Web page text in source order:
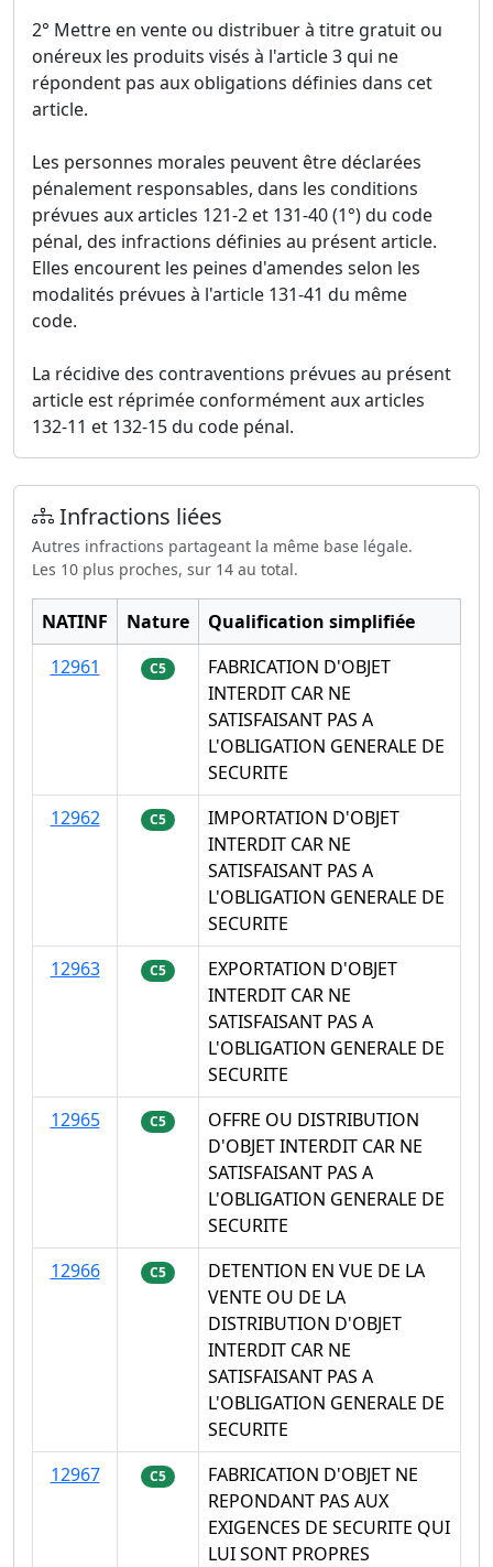
2° Mettre en vente ou distribuer à titre gratuit ou
onéreux les produits visés à l'article 3 qui ne
répondent pas aux obligations définies dans cet
article.
Les personnes morales peuvent être déclarées
pénalement responsables, dans les conditions
prévues aux articles 121-2 et 131-40 (1°) du code
pénal, des infractions définies au présent article.
Elles encourent les peines d'amendes selon les
modalités prévues à l'article 131-41 du même
code.
La récidive des contraventions prévues au présent
article est réprimée conformément aux articles
132-11 et 132-15 du code pénal.
Infractions liées
Autres infractions partageant la même base légale.
Les 10 plus proches, sur 14 au total.
NATINF Nature
Qualification simplifiée
12961
C5
FABRICATION D'OBJET
INTERDIT CAR NE
SATISFAISANT PAS A
L'OBLIGATION GENERALE DE
SECURITE
12962
C5
IMPORTATION D'OBJET
INTERDIT CAR NE
SATISFAISANT PAS A
L'OBLIGATION GENERALE DE
SECURITE
12963
C5
EXPORTATION D'OBJET
INTERDIT CAR NE
SATISFAISANT PAS A
L'OBLIGATION GENERALE DE
SECURITE
12965
C5
OFFRE OU DISTRIBUTION
D'OBJET INTERDIT CAR NE
SATISFAISANT PAS A
L'OBLIGATION GENERALE DE
SECURITE
12966
C5
DETENTION EN VUE DE LA
VENTE OU DE LA
DISTRIBUTION D'OBJET
INTERDIT CAR NE
SATISFAISANT PAS A
L'OBLIGATION GENERALE DE
SECURITE
12967
C5
FABRICATION D'OBJET NE
REPONDANT PAS AUX
EXIGENCES DE SECURITE QUI
LUI SONT PROPRES